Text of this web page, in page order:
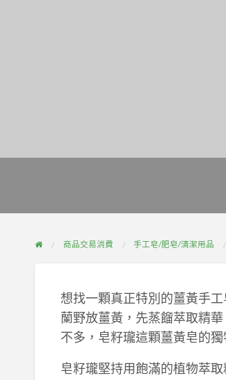
商品交易消費 手工皂/肥皂/清潔用品
想找一顆真正特別的薑黃手
蘭野放薑黃，先蒸餾萃取精
不多，皂籽瓏這顆薑黃皂的獨
皂籽瓏堅持用飽滿的植物萃